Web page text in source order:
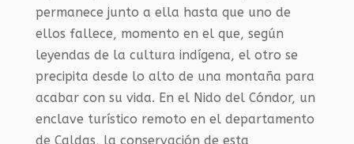
permanece junto a ella hasta que uno de
ellos fallece, momento en el que, según
leyendas de la cultura indígena, el otro se
precipita desde lo alto de una montaña para
acabar con su vida. En el Nido del Cóndor, un
enclave turístico remoto en el departamento
de Caldas, la conservación de esta